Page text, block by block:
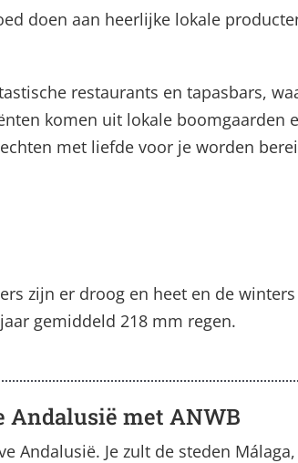
doen aan heerlijke lokale
restaurants en tapasbars,
komen uit lokale boomgaarden
met liefde voor je worden
zijn er droog en heet en de
gemiddeld 218 mm regen.
Andalusië met ANWB
Andalusië. Je zult de steden Málaga,